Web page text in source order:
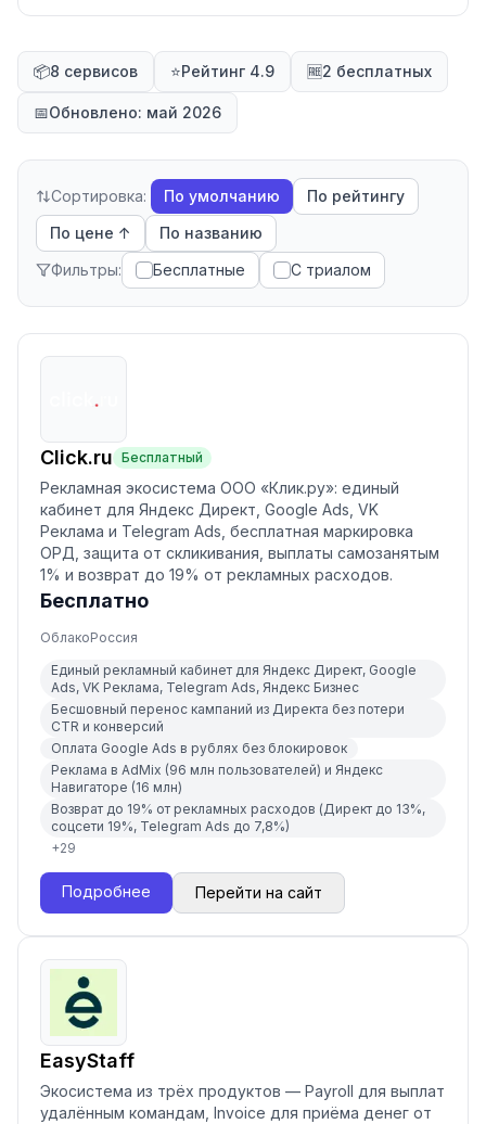
📦8 сервисов ⭐Рейтинг 4.9 🆓2 бесплатных
📅Обновлено: май 2026
Сортировка: По умолчанию
По рейтингу
По цене ↑
По названию
Фильтры:
Бесплатные С триалом
Click.ru Бесплатный
Рекламная экосистема ООО «Клик.ру»: единый
кабинет для Яндекс Директ, Google Ads, VK
Реклама и Telegram Ads, бесплатная маркировка
ОРД, защита от скликивания, выплаты самозанятым
1% и возврат до 19% от рекламных расходов.
Бесплатно
ОблакоРоссия
Единый рекламный кабинет для Яндекс Директ, Google
Ads, VK Реклама, Telegram Ads, Яндекс Бизнес
Бесшовный перенос кампаний из Директа без потери
CTR и конверсий
Оплата Google Ads в рублях без блокировок
Реклама в AdMix (96 млн пользователей) и Яндекс
Навигаторе (16 млн)
Возврат до 19% от рекламных расходов (Директ до 13%,
соцсети 19%, Telegram Ads до 7,8%)
+29
Подробнее Перейти на сайт
EasyStaff
Экосистема из трёх продуктов — Payroll для выплат
удалённым командам, Invoice для приёма денег от